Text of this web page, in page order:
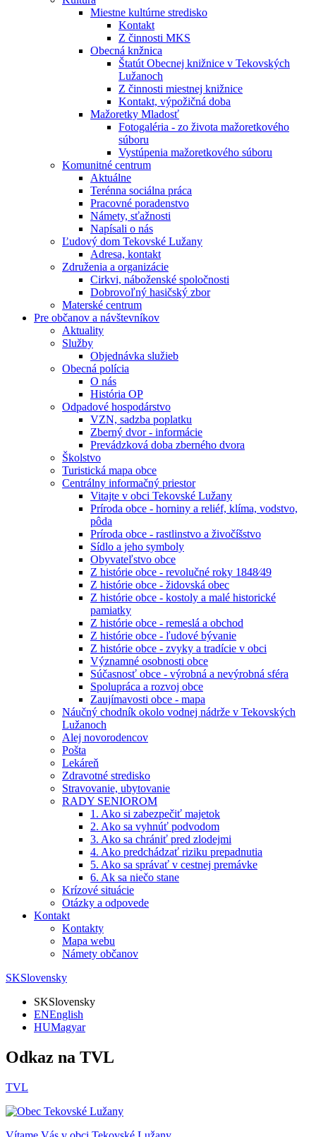
Miestne kultúrne stredisko
Kontakt
Z činnosti MKS
Obecná knžnica
Štatút Obecnej knižnice v Tekovských
Lužanoch
Z činnosti miestnej knižnice
Kontakt, výpožičná doba
Mažoretky Mladosť
Fotogaléria - zo života mažoretkového
súboru
Vystúpenia mažoretkového súboru
Komunitné centrum
Aktuálne
Terénna sociálna práca
Pracovné poradenstvo
Námety, sťažnosti
Napísali o nás
Ľudový dom Tekovské Lužany
Adresa, kontakt
Združenia a organizácie
Cirkvi, náboženské spoločnosti
Dobrovoľný hasičský zbor
Materské centrum
Pre občanov a návštevníkov
Aktuality
Služby
Objednávka služieb
Obecná polícia
O nás
História OP
Odpadové hospodárstvo
VZN, sadzba poplatku
Zberný dvor - informácie
Prevádzková doba zberného dvora
Školstvo
Turistická mapa obce
Centrálny informačný priestor
Vitajte v obci Tekovské Lužany
Príroda obce - horniny a reliéf, klíma, vodstvo,
pôda
Príroda obce - rastlinstvo a živočíšstvo
Sídlo a jeho symboly
Obyvateľstvo obce
Z histórie obce - revolučné roky 1848⁄49
Z histórie obce - židovská obec
Z histórie obce - kostoly a malé historické
pamiatky
Z histórie obce - remeslá a obchod
Z histórie obce - ľudové bývanie
Z histórie obce - zvyky a tradície v obci
Významné osobnosti obce
Súčasnosť obce - výrobná a nevýrobná sféra
Spolupráca a rozvoj obce
Zaujímavosti obce - mapa
Náučný chodník okolo vodnej nádrže v Tekovských
Lužanoch
Alej novorodencov
Pošta
Lekáreň
Zdravotné stredisko
Stravovanie, ubytovanie
RADY SENIOROM
1. Ako si zabezpečiť majetok
2. Ako sa vyhnúť podvodom
3. Ako sa chrániť pred zlodejmi
4. Ako predchádzať riziku prepadnutia
5. Ako sa správať v cestnej premávke
6. Ak sa niečo stane
Krízové situácie
Otázky a odpovede
Kontakt
Kontakty
Mapa webu
Námety občanov
SKSlovensky
SKSlovensky
ENEnglish
HUMagyar
Odkaz na TVL
TVL